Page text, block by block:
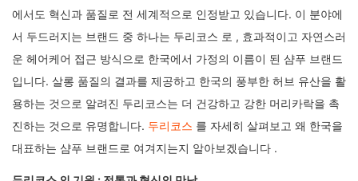
에서도 혁신과 품질로 전 세계적으로 인정받고 있습니다. 이 분야에
서 두드러지는 브랜드 중 하나는 두리코스 로 , 효과적이고 자연스러
운 헤어케어 접근 방식으로 한국에서 가정의 이름이 된 샴푸 브랜드
입니다. 살롱 품질의 결과를 제공하고 한국의 풍부한 허브 유산을 활
용하는 것으로 알려진 두리코스는 더 건강하고 강한 머리카락을 촉
진하는 것으로 유명합니다. 두리코스 를 자세히 살펴보고 왜 한국을
대표하는 샴푸 브랜드로 여겨지는지 알아보겠습니다 .